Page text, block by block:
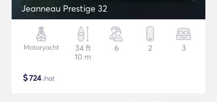
Jeanneau Prestige 32
Motoryacht
34 ft
10 m
6 2 3
$724/nat